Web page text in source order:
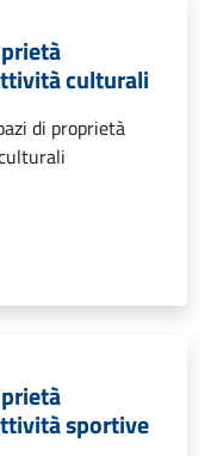
culturali
di proprietà
sportive